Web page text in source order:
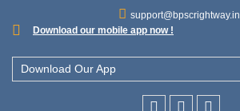
support@bpscrightway.in
Download our mobile app now !
Download Our App